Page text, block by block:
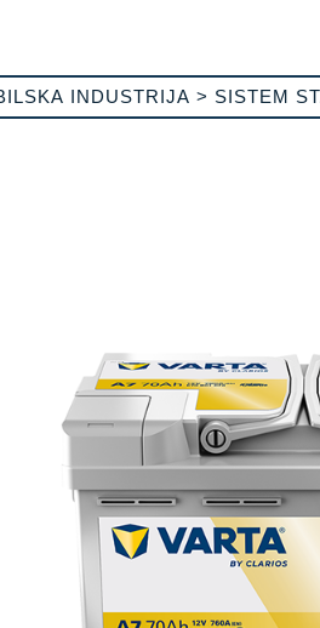
INDUSTRIJA > SISTEM